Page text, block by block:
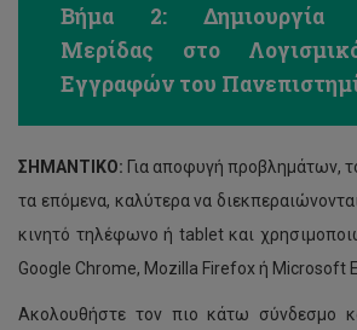
Βήμα 2: Δημιουργία
Μερίδας στο
Εγγραφών του
ΣΗΜΑΝΤΙΚΟ: Για αποφυγή προβλημάτων,
τα επόμενα, καλύτερα να
κινητό τηλέφωνο ή tablet και
Google Chrome, Mozilla Firefox ή Microsoft
Ακολουθήστε τον πιο κάτω σύνδεσμο